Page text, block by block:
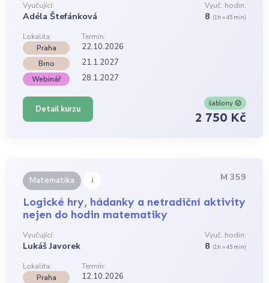
Vyučující:
Adéla Štefánková
Vyuč. hodin:
8 (1h = 45 min)
Lokalita:
Termín:
Praha
22.10.2026
Brno 21.1.2027
Webinář 28.1.2027
Detail kurzu
šablony
2 750 Kč
Matematika i M 359
Logické hry, hádanky a netradiční aktivity
nejen do hodin matematiky
Vyučující:
Lukáš Javorek
Vyuč. hodin:
8 (1h = 45 min)
Lokalita:
Termín:
Praha
12.10.2026